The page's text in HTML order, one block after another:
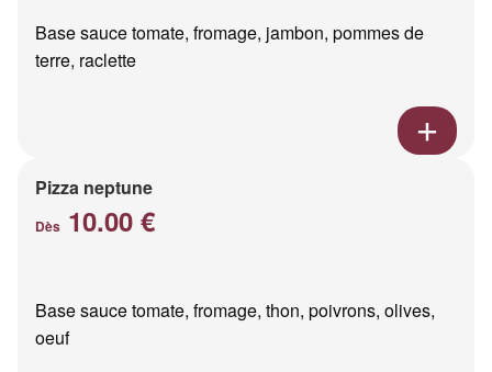
Base sauce tomate, fromage, jambon, pommes de
terre, raclette
Pizza neptune
Dès 10.00 €
Base sauce tomate, fromage, thon, poivrons, olives,
oeuf